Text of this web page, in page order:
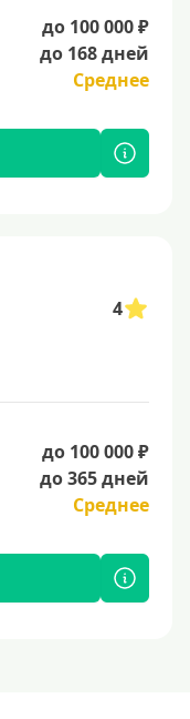
до 100 000 ₽
до 168 дней
Среднее
4
до 100 000 ₽
до 365 дней
Среднее